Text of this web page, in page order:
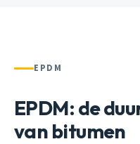
EPDM
EPDM: de
van bitumen